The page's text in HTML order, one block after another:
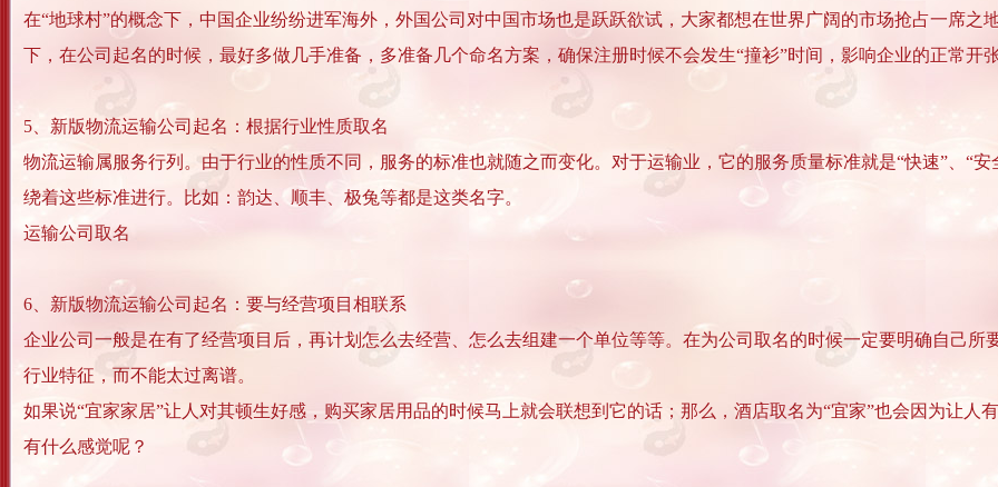
在“地球村”的概念下，中国企业纷纷进军海外，外国公司对中国市场也是跃跃欲试，大家都想在世界广阔的市场抢占一席
下，在公司起名的时候，最好多做几手准备，多准备几个命名方案，确保注册时候不会发生“撞衫”时间，影响企业的正常开
5、新版物流运输公司起名：根据行业性质取名
物流运输属服务行列。由于行业的性质不同，服务的标准也就随之而变化。对于运输业，它的服务质量标准就是“快速”、“
绕着这些标准进行。比如：韵达、顺丰、极兔等都是这类名字。
运输公司取名
6、新版物流运输公司起名：要与经营项目相联系
企业公司一般是在有了经营项目后，再计划怎么去经营、怎么去组建一个单位等等。在为公司取名的时候一定要明确自己
行业特征，而不能太过离谱。
如果说“宜家家居”让人对其顿生好感，购买家居用品的时候马上就会联想到它的话；那么，酒店取名为“宜家”也会因为让人
有什么感觉呢？